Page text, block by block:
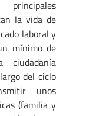
la vida de
laboral y
mínimo de
del ciclo
unos
(familia y